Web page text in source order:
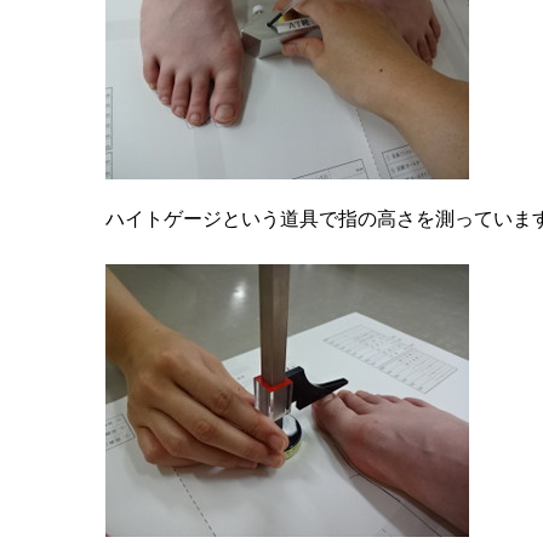
ハイトゲージという道具で指の高さを測っていま